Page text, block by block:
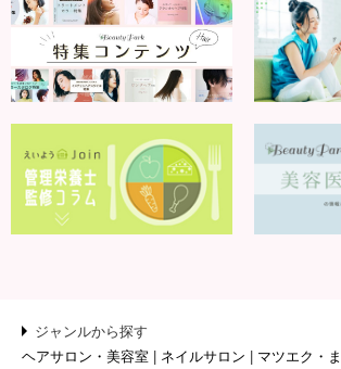
ジャンルから探す
ヘアサロン・美容室
ネイルサロン
マツエク・